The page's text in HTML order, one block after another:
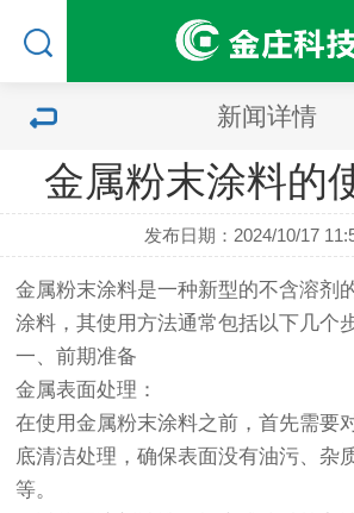
新闻详情
金属粉末涂料的
发布日期：2024/10/17
金属粉末涂料是一种新型的不含溶剂
涂料，其使用方法通常包括以下几个
一、前期准备
金属表面处理：
在使用金属粉末涂料之前，首先需要
底清洁处理，确保表面没有油污、杂
等。